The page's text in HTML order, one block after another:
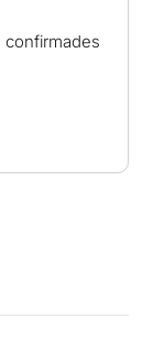
confirmades